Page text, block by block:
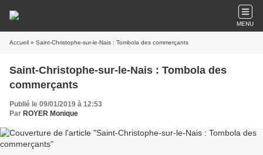
MENU
Accueil » Saint-Christophe-sur-le-Nais : Tombola des commerçants
Saint-Christophe-sur-le-Nais : Tombola des
commerçants
Publié le 09/01/2019 à 12:53
Par ROYER Monique